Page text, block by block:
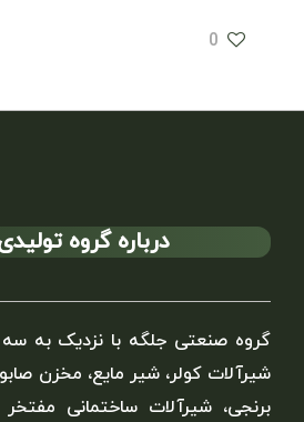
0
درباره گروه
گروه صنعتی جلگه با نزدیک به
شیرآلات کولر، شیر مایع، مخزن
برنجی، شیرآلات ساختمانی